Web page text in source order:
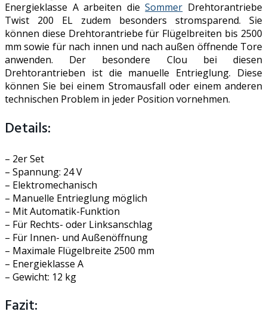
Energieklasse A arbeiten dieSommer Drehtorantriebe
Twist 200 EL zudem besonders stromsparend. Sie
können diese Drehtorantriebe für Flügelbreiten bis 2500
mm sowie für nach innen und nach außen öffnende Tore
anwenden. Der besondere Clou bei diesen
Drehtorantrieben ist die manuelle Entrieglung. Diese
können Sie bei einem Stromausfall oder einem anderen
technischen Problem in jeder Position vornehmen.
Details:
– 2er Set
– Spannung: 24 V
– Elektromechanisch
– Manuelle Entrieglung möglich
– Mit Automatik-Funktion
– Für Rechts- oder Linksanschlag
– Für Innen- und Außenöffnung
– Maximale Flügelbreite 2500 mm
– Energieklasse A
– Gewicht: 12 kg
Fazit: